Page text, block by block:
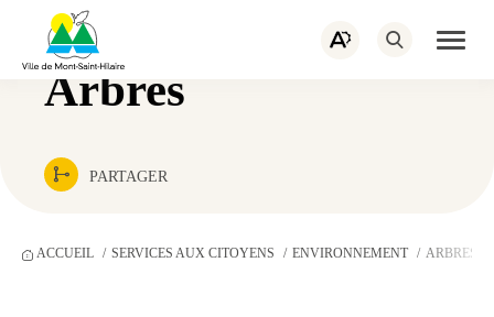
Ouvrez
Ouvrir
la
Arbres
PARTAGER
ACCUEIL SERVICES AUX CITOYENS ENVIRONNEMENT ARBRES,